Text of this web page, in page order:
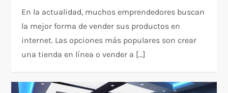
En la actualidad, muchos emprendedores buscan
la mejor forma de vender sus productos en
internet. Las opciones más populares son crear
una tienda en línea o vender a […]